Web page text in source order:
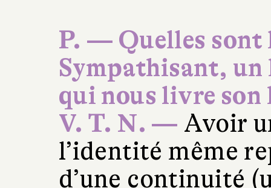
P. — Quelles
Sympathisant, un
qui nous livre son
V. T. N. — Avoir
l’identité même
d’une continuité